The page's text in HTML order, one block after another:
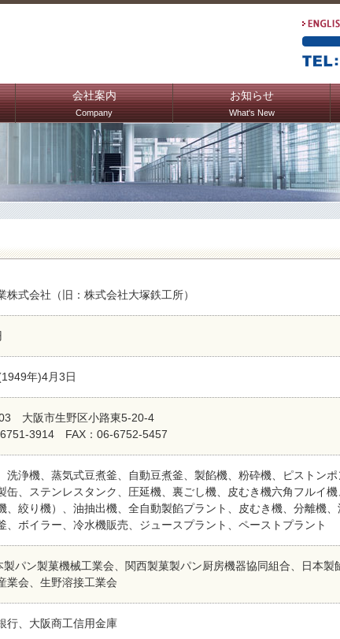
会社案内
Company
お知らせ
What's New
株式会社（旧：株式会社大塚鉄工所）
年)4月3日
大阪市生野区小路東5-20-4
3914 FAX：06-6752-5457
洗浄機、蒸気式豆煮釜、自動豆煮釜、製餡機、粉砕機、ピストン
缶、ステンレスタンク、圧延機、裏ごし機、皮むき機六角フルイ
、絞り機）、油抽出機、全自動製餡プラント、皮むき機、分離機
、ボイラー、冷水機販売、ジュースプラント、ペーストプラント
製パン製菓機械工業会、関西製菓製パン厨房機器協同組合、日本製
業会、生野溶接工業会
行、大阪商工信用金庫